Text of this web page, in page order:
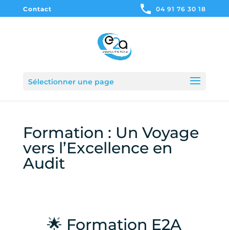
Contact 04 91 76 30 18
Sélectionner une page
Formation : Un Voyage
vers l’Excellence en
Audit
🌟 Formation E2A